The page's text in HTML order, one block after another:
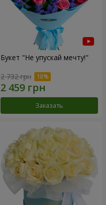
Букет "Не упускай мечту!"
2 732 грн
Заказать